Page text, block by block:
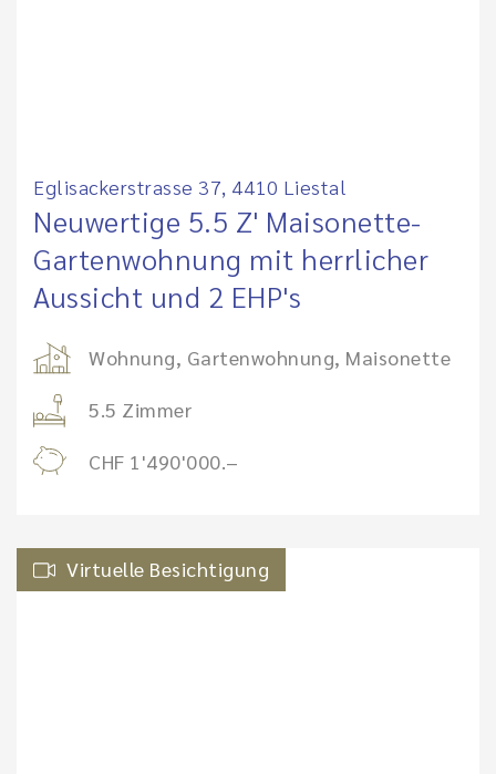
Eglisackerstrasse 37, 4410 Liestal
Neuwertige 5.5 Z' Maisonette-
Gartenwohnung mit herrlicher
Aussicht und 2 EHP's
Wohnung, Gartenwohnung, Maisonette
5.5 Zimmer
CHF 1'490'000.–
Virtuelle Besichtigung